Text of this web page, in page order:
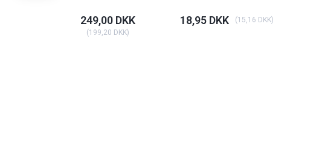
249,00 DKK
(199,20 DKK)
18,95 DKK (15,16 DKK)